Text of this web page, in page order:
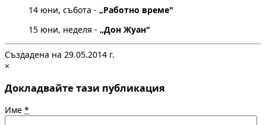
14 юни, събота - „Работно време"
15 юни, неделя - „Дон Жуан"
Създадена на 29.05.2014 г.
×
Докладвайте тази публикация
Име *